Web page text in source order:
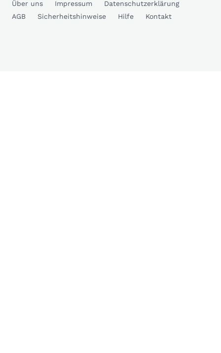
Über uns Impressum
Datenschutzerklärung
AGB
Sicherheitshinweise Hilfe Kontakt